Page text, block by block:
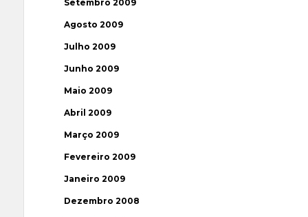
Setembro 2009
Agosto 2009
Julho 2009
Junho 2009
Maio 2009
Abril 2009
Março 2009
Fevereiro 2009
Janeiro 2009
Dezembro 2008